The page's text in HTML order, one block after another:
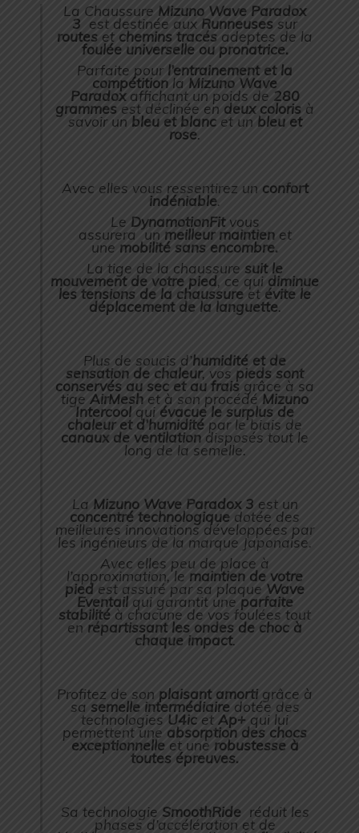
La Chaussure Mizuno Wave Paradox
3 est destinée aux Runneuses sur
routes et chemins tracés adeptes de la
foulée universelle ou pronatrice.
Parfaite pour l’entrainement et la
compétition la Mizuno Wave
Paradoxaffichant un poids de 280
grammes est déclinée en deux coloris à
savoir un bleu et blanc et un bleu et
rose.
Avec elles vous ressentirez un confort
indéniable.
Le DynamotionFit vous
assurera un meilleur maintienet
une mobilité sans encombre.
La tige de la chaussure suit le
mouvement de votre pied, ce qui diminue
les tensions de la chaussure et évite le
déplacement de la languette.
Plus de soucis d’humidité et de
sensation de chaleur, vos pieds sont
conservés au sec et au frais grâce à sa
tige AirMesh et à son procédé Mizuno
Intercool qui évacue le surplus de
chaleur et d’humidité par le biais de
canaux de ventilation disposés tout le
long de la semelle.
La Mizuno Wave Paradox 3 est un
concentré technologique dotée des
meilleures innovations développées par
les ingénieurs de la marque Japonaise.
Avec elles peu de place à
l’approximation, le maintien de votre
pied est assuré par sa plaque Wave
Eventailqui garantit une parfaite
stabilité à chacune de vos foulées tout
en répartissant les ondes de choc à
chaque impact.
Profitez de son plaisant amorti grâce à
sa semelle intermédiaire dotée des
technologies U4ic et Ap+ qui lui
permettent une absorption des chocs
exceptionnelle et une robustesse à
toutes épreuves.
Sa technologie SmoothRideréduit les
phases d’accélération et de